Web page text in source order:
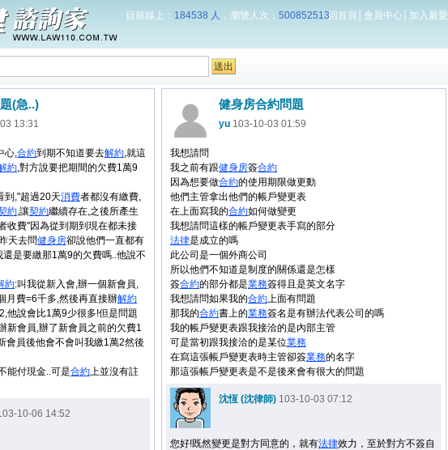
目前線上： 184538 人 ，瀏覽人次： 500852513回首頁 會員中心 加入最愛
(急..)
13:31
心,合約到期不知道要去解約,就這
約,對方說要把期間的欠費1萬9
到,"超過20天消費者都沒有繳費,
約,讓契約繼續存在,之後所產生
收費"因為從到期到現在都未接
天去問健身房卻說他們一直都有
還是要繳那1萬9的欠費嗎..他說不
約:叫我從新入會,辦一個新會員,
月費=6千多,然後再直接辦解約
他說會比1萬9少很多!但是問題
新會員,辦了新會員之前的欠費1
會員後他會不會叫我繳1萬2然後
能付現金..可是合約上並沒有註
10-06 14:52
健身房合約問題
yu 103-10-03 01:59
我想請問
我之前有跟健身房簽合約
因為想要做合約的使用期限做更動
他們主管拿出他們的帳戶變更表
在上面寫我的合約如何做變更
我想請問這樣的帳戶變更表手寫的部分
法律是成立的嗎
此公司是一個外商公司
所以他們不知道是制度的關係還是怎樣
簽合約的部分都是業務簽得且是英文名字
我想請問如果我的合約上面有問題
那我的合約書上的業務簽名是有辦法代表公司的嗎
我的帳戶變更表跟我接洽的是內部主管
可是當初跟我接洽的是某位業務
在寫這張帳戶變更表時主管卻簽業務的名字
那這張帳戶變更表是不是後來會有很大的問題
沈恆 (沈律師) 103-10-03 07:12
您好!既然變更是對方同意的，就有法律效力，至於對方不簽自